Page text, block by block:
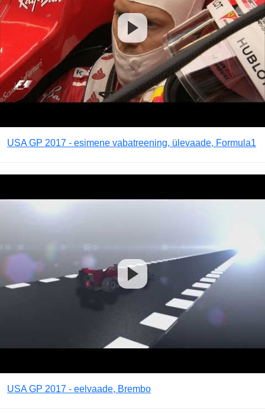
USA GP 2017 - esimene vabatreening, ülevaade, Formula1
USA GP 2017 - eelvaade, Brembo